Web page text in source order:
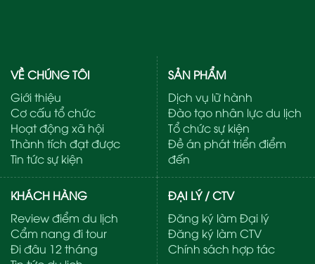
VỀ CHÚNG TÔI
Giới thiệu
Cơ cấu tổ chức
Hoạt động xã hội
Thành tích đạt được
Tin tức sự kiện
SẢN PHẨM
Dịch vụ lữ hành
Đào tạo nhân lực du lịch
Tổ chức sự kiện
Đề án phát triển điểm
đến
KHÁCH HÀNG
Review điểm du lịch
Cẩm nang đi tour
Đi đâu 12 tháng
ĐẠI LÝ / CTV
Đăng ký làm Đại lý
Đăng ký làm CTV
Chính sách hợp tác